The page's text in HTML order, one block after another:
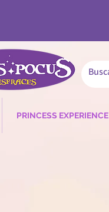
PRINCESS EXPERIENCE